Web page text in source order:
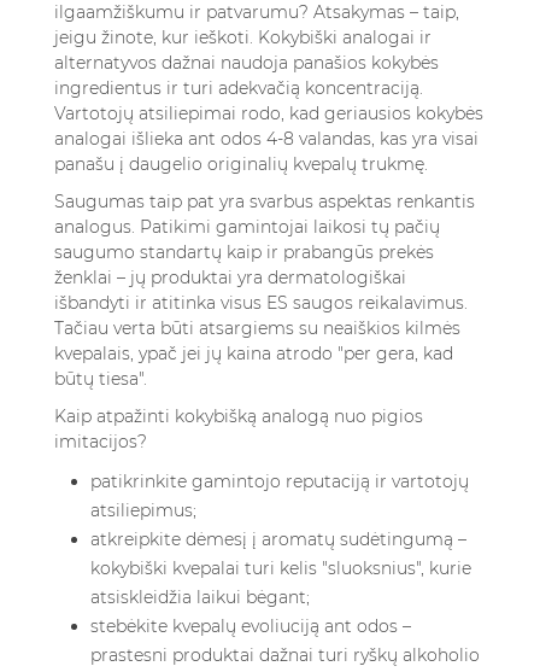
ilgaamžiškumu ir patvarumu? Atsakymas – taip,
jeigu žinote, kur ieškoti. Kokybiški analogai ir
alternatyvos dažnai naudoja panašios kokybės
ingredientus ir turi adekvačią koncentraciją.
Vartotojų atsiliepimai rodo, kad geriausios kokybės
analogai išlieka ant odos 4-8 valandas, kas yra visai
panašu į daugelio originalių kvepalų trukmę.
Saugumas taip pat yra svarbus aspektas renkantis
analogus. Patikimi gamintojai laikosi tų pačių
saugumo standartų kaip ir prabangūs prekės
ženklai – jų produktai yra dermatologiškai
išbandyti ir atitinka visus ES saugos reikalavimus.
Tačiau verta būti atsargiems su neaiškios kilmės
kvepalais, ypač jei jų kaina atrodo "per gera, kad
būtų tiesa".
Kaip atpažinti kokybišką analogą nuo pigios
imitacijos?
patikrinkite gamintojo reputaciją ir vartotojų
atsiliepimus;
atkreipkite dėmesį į aromatų sudėtingumą –
kokybiški kvepalai turi kelis "sluoksnius", kurie
atsiskleidžia laikui bėgant;
stebėkite kvepalų evoliuciją ant odos –
prastesni produktai dažnai turi ryškų alkoholio